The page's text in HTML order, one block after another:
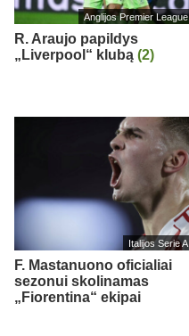
Anglijos Premier League
R. Araujo papildys
„Liverpool“ klubą (2)
Italijos Serie A
F. Mastanuono oficialiai
sezonui skolinamas
„Fiorentina“ ekipai